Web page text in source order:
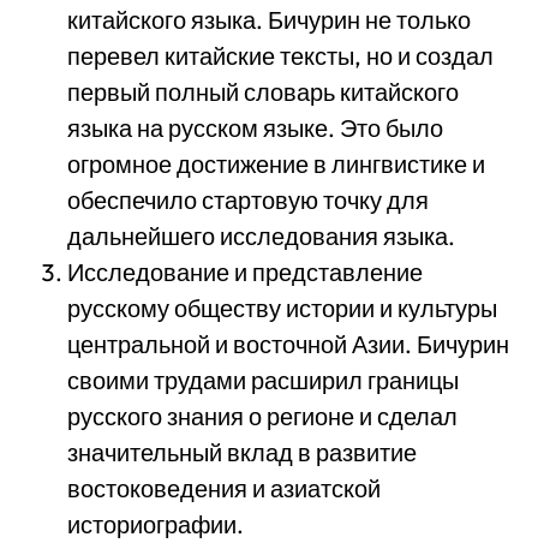
китайского языка. Бичурин не только
перевел китайские тексты, но и создал
первый полный словарь китайского
языка на русском языке. Это было
огромное достижение в лингвистике и
обеспечило стартовую точку для
дальнейшего исследования языка.
Исследование и представление
русскому обществу истории и культуры
центральной и восточной Азии. Бичурин
своими трудами расширил границы
русского знания о регионе и сделал
значительный вклад в развитие
востоковедения и азиатской
историографии.